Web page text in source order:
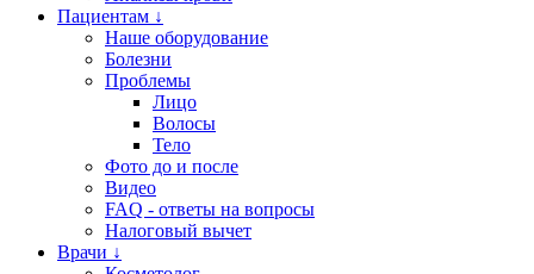
Пациентам ↓
Наше оборудование
Болезни
Проблемы
Лицо
Волосы
Тело
Фото до и после
Видео
FAQ - ответы на вопросы
Налоговый вычет
Врачи ↓